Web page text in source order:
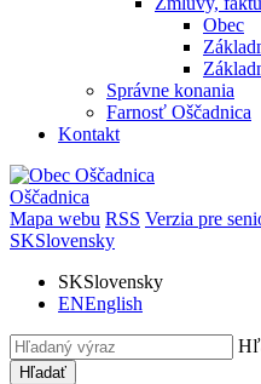
Obec
Správne konania
Farnosť Oščadnica
Kontakt
Oščadnica
Mapa webu RSS Verzia pre
SKSlovensky
SKSlovensky
ENEnglish
Hľadať